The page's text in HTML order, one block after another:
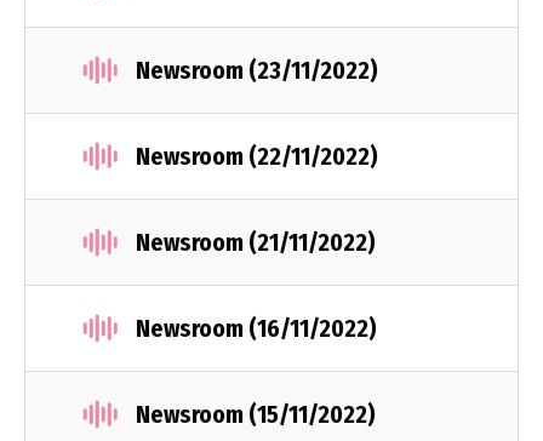
Newsroom (23/11/2022)
Newsroom (22/11/2022)
Newsroom (21/11/2022)
Newsroom (16/11/2022)
Newsroom (15/11/2022)